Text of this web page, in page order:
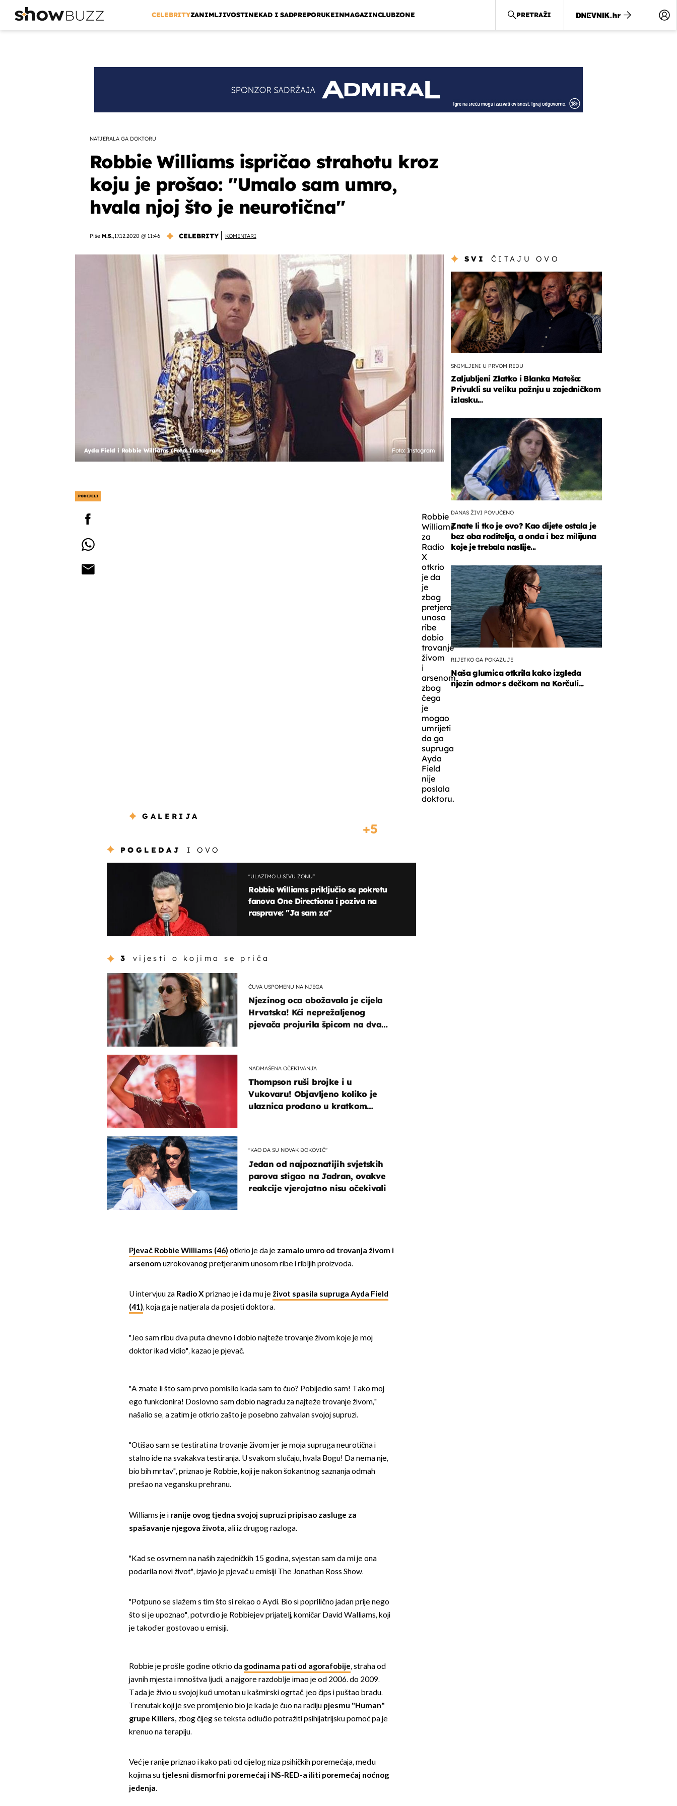
CELEBRITYZANIMLJIVOSTINEKAD I SADPREPORUKEINMAGAZINCLUBZONE PRETRAŽI
NATJERALA GA DOKTORU
Robbie Williams ispričao strahotu kroz
koju je prošao: ''Umalo sam umro,
hvala njoj što je neurotična''
Piše M.S.,17.12.2020 @ 11:46 CELEBRITY KOMENTARI
Ayda Field i Robbie Williams (Foto: Instagram) Foto: Instagram
PODIJELI
Robbie
Williams
za
Radio
X
otkrio
je da
je
zbog
pretjeranog
unosa
ribe
dobio
trovanje
živom
i
arsenom,
zbog
čega
je
mogao
umrijeti
da ga
supruga
Ayda
Field
nije
poslala
doktoru.
GALERIJA
5
POGLEDAJ I OVO
"ULAZIMO U SIVU ZONU"
Robbie Williams priključio se pokretu
fanova One Directiona i poziva na
rasprave: "Ja sam za"
3 vijesti o kojima se priča
ČUVA USPOMENU NA NJEGA
Njezinog oca obožavala je cijela
Hrvatska! Kći neprežaljenog
pjevača projurila špicom na dva
NADMAŠENA OČEKIVANJA
Thompson ruši brojke i u
Vukovaru! Objavljeno koliko je
ulaznica prodano u kratkom
"KAO DA SU NOVAK ĐOKOVIĆ"
Jedan od najpoznatijih svjetskih
parova stigao na Jadran, ovakve
reakcije vjerojatno nisu očekivali
Pjevač Robbie Williams (46) otkrio je da je zamalo umro od trovanja živom i
arsenom uzrokovanog pretjeranim unosom ribe i ribljih proizvoda.
U intervjuu za Radio Xpriznao je i da mu je život spasila supruga Ayda Field
(41), koja ga je natjerala da posjeti doktora.
"Jeo sam ribu dva puta dnevno i dobio najteže trovanje živom koje je moj
doktor ikad vidio", kazao je pjevač.
"A znate li što sam prvo pomislio kada sam to čuo? Pobijedio sam! Tako moj
ego funkcionira! Doslovno sam dobio nagradu za najteže trovanje živom,"
našalio se, a zatim je otkrio zašto je posebno zahvalan svojoj supruzi.
"Otišao sam se testirati na trovanje živom jer je moja supruga neurotična i
stalno ide na svakakva testiranja. U svakom slučaju, hvala Bogu! Da nema nje,
bio bih mrtav", priznao je Robbie, koji je nakon šokantnog saznanja odmah
prešao na vegansku prehranu.
Williams je i ranije ovog tjedna svojoj supruzi pripisao zasluge za
spašavanje njegova života, ali iz drugog razloga.
"Kad se osvrnem na naših zajedničkih 15 godina, svjestan sam da mi je ona
podarila novi život", izjavio je pjevač u emisiji The Jonathan Ross Show.
"Potpuno se slažem s tim što si rekao o Aydi. Bio si poprilično jadan prije nego
što si je upoznao", potvrdio je Robbiejev prijatelj, komičar David Walliams, koji
je također gostovao u emisiji.
Robbie je prošle godine otkrio da godinama pati od agorafobije, straha od
javnih mjesta i mnoštva ljudi, a najgore razdoblje imao je od 2006. do 2009.
Tada je živio u svojoj kući umotan u kašmirski ogrtač, jeo čips i puštao bradu.
Trenutak koji je sve promijenio bio je kada je čuo na radiju pjesmu "Human"
grupe Killers, zbog čijeg se teksta odlučio potražiti psihijatrijsku pomoć pa je
krenuo na terapiju.
Već je ranije priznao i kako pati od cijelog niza psihičkih poremećaja, među
kojima su tjelesni dismorfni poremećaj i NS-RED-a iliti poremećaj noćnog
jedenja.
SVI ČITAJU OVO
SNIMLJENI U PRVOM REDU
Zaljubljeni Zlatko i Blanka Mateša:
Privukli su veliku pažnju u zajedničkom
izlasku...
DANAS ŽIVI POVUČENO
Znate li tko je ovo? Kao dijete ostala je
bez oba roditelja, a onda i bez milijuna
koje je trebala naslije...
RIJETKO GA POKAZUJE
Naša glumica otkrila kako izgleda
njezin odmor s dečkom na Korčuli...